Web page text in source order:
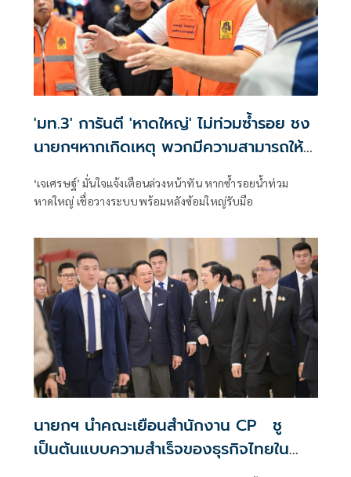
'มท.3' การันตี 'หาดใหญ่' ไม่ท่วมซ้ำรอย ชง
นายกฯหากเกิดเหตุ พวกมีความสามารถให้
บัญชาการที่กทม.
‘เจเศรษฐ์’ มั่นใจแจ้งเตือนล่วงหน้าทัน หากซ้ำรอยน้ำท่วม
หาดใหญ่ เชื่อวางระบบพร้อมหลังซ้อมใหญ่รับมือ
นายกฯ นำคณะเยือนสำนักงาน CP ชู
เป็นต้นแบบความสำเร็จของธุรกิจไทยใน